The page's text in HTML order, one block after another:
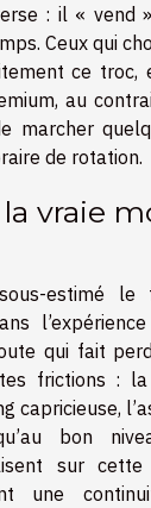
: il « vend
Ceux qui
ce troc,
au
marcher
de rotation.
vraie
estimé le
qui fait
frictions :
capricieuse,
bon
sur cette
une